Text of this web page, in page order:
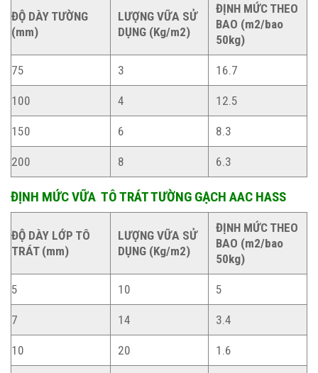
ĐỘ DÀY TƯỜNG
(mm)
LƯỢNG VỮA SỬ
DỤNG (Kg/m2)
ĐỊNH MỨC THEO
BAO (m2/bao
50kg)
75 3 16.7
100 4 12.5
150 6 8.3
200 8 6.3
ĐỊNH MỨC VỮA TÔ TRÁT TƯỜNG GẠCH AAC HASS
ĐỘ DÀY LỚP TÔ
TRÁT (mm)
LƯỢNG VỮA SỬ
DỤNG (Kg/m2)
ĐỊNH MỨC THEO
BAO (m2/bao
50kg)
5 10 5
7 14 3.4
10 20 1.6